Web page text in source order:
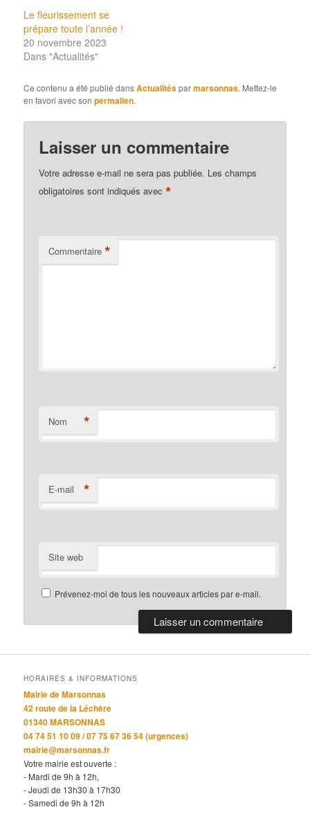
Le fleurissement se
prépare toute l’année !
20 novembre 2023
Dans "Actualités"
Ce contenu a été publié dansActualitésparmarsonnas. Mettez-le
en favori avec sonpermalien.
Laisser un commentaire
Votre adresse e-mail ne sera pas publiée. Les champs
obligatoires sont indiqués avec*
Commentaire *
Nom *
E-mail *
Site web
Prévenez-moi de tous les nouveaux articles par e-mail.
HORAIRES & INFORMATIONS
Mairie de Marsonnas
42 route de la Léchère
01340 MARSONNAS
04 74 51 10 09 / 07 75 67 36 54 (urgences)
mairie@marsonnas.fr
Votre mairie est ouverte :
- Mardi de 9h à 12h,
- Jeudi de 13h30 à 17h30
- Samedi de 9h à 12h